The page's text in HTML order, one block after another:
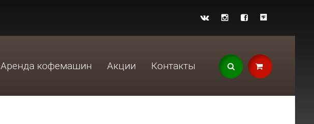
Аренда кофемашин Акции Контакты